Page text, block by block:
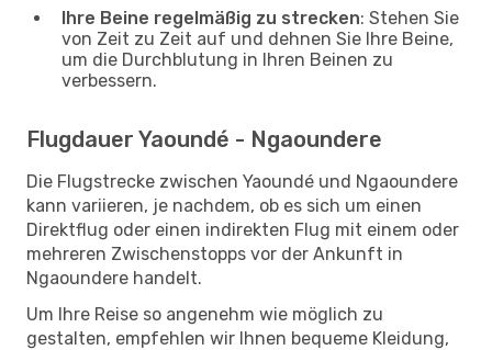
Ihre Beine regelmäßig zu strecken: Stehen Sie
von Zeit zu Zeit auf und dehnen Sie Ihre Beine,
um die Durchblutung in Ihren Beinen zu
verbessern.
Flugdauer Yaoundé - Ngaoundere
Die Flugstrecke zwischen Yaoundé und Ngaoundere
kann variieren, je nachdem, ob es sich um einen
Direktflug oder einen indirekten Flug mit einem oder
mehreren Zwischenstopps vor der Ankunft in
Ngaoundere handelt.
Um Ihre Reise so angenehm wie möglich zu
gestalten, empfehlen wir Ihnen bequeme Kleidung,